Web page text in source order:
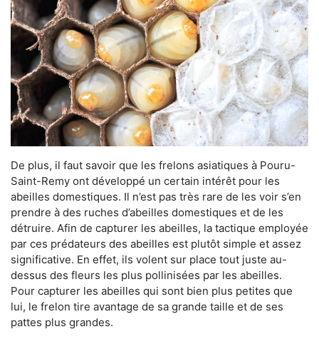
De plus, il faut savoir que les frelons asiatiques à Pouru-
Saint-Remy ont développé un certain intérêt pour les
abeilles domestiques. Il n’est pas très rare de les voir s’en
prendre à des ruches d’abeilles domestiques et de les
détruire. Afin de capturer les abeilles, la tactique employée
par ces prédateurs des abeilles est plutôt simple et assez
significative. En effet, ils volent sur place tout juste au-
dessus des fleurs les plus pollinisées par les abeilles.
Pour capturer les abeilles qui sont bien plus petites que
lui, le frelon tire avantage de sa grande taille et de ses
pattes plus grandes.